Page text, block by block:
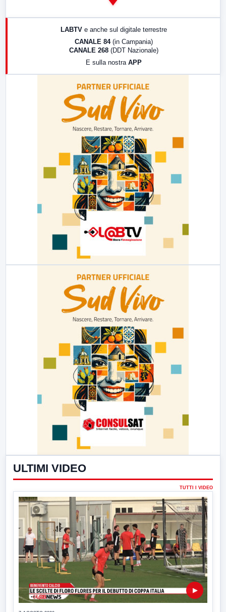
17:00 LabNews (replica)
LABTV e anche sul digitale terrestre
CANALE 84 (in Campania)
CANALE 268 (DDT Nazionale)
E sulla nostra APP
ULTIMI VIDEO
TUTTI I VIDEO
▶